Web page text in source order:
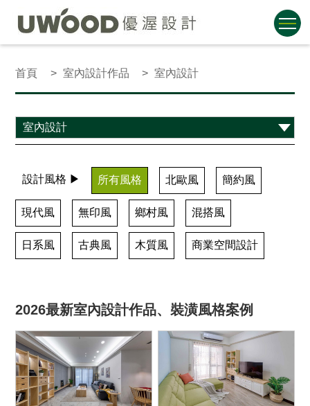
首頁 室內設計作品 室內設計
設計風格 ▶ 所有風格 北歐風 簡約風
現代風 無印風 鄉村風 混搭風
日系風 古典風 木質風 商業空間設計
2026最新室內設計作品、裝潢風格案例